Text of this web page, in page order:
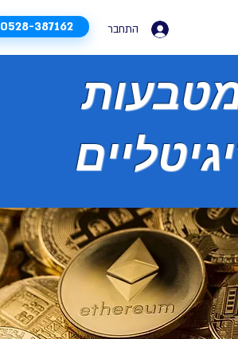
0528-387162 התחבר